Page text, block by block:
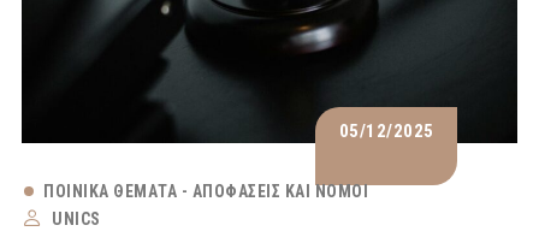
05/12/2025
ΠΟΙΝΙΚΆ ΘΈΜΑΤΑ - ΑΠΟΦΆΣΕΙΣ ΚΑΙ ΝΌΜΟΙ
UNICS